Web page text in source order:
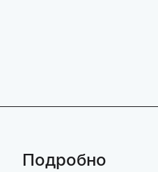
Подробно